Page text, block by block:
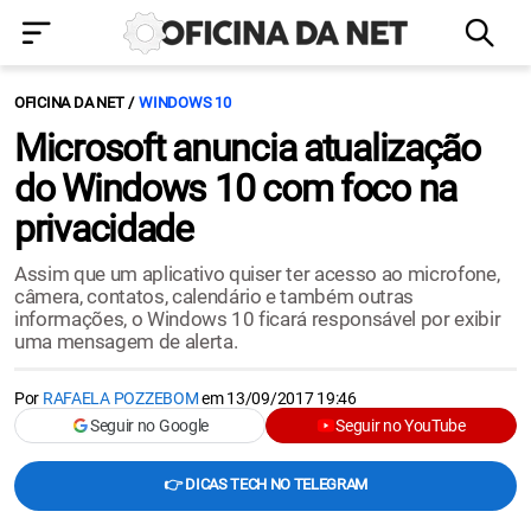
OFICINA DA NET WINDOWS 10
Microsoft anuncia atualização
do Windows 10 com foco na
privacidade
Assim que um aplicativo quiser ter acesso ao microfone,
câmera, contatos, calendário e também outras
informações, o Windows 10 ficará responsável por exibir
uma mensagem de alerta.
Por RAFAELA POZZEBOMem13/09/2017 19:46
Seguir no Google
Seguir no YouTube
👉 DICAS TECH NO TELEGRAM